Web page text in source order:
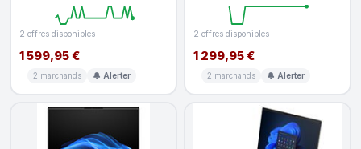
2 offres disponibles
1 599,95 €
2 marchands 🔔 Alerter
2 offres disponibles
1 299,95 €
2 marchands 🔔 Alerter